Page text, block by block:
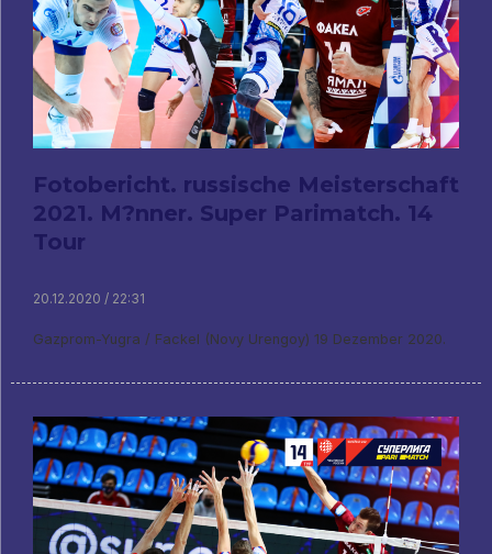
Fotobericht. russische Meisterschaft
2021. M?nner. Super Parimatch. 14
Tour
20.12.2020 / 22:31
Gazprom-Yugra / Fackel (Novy Urengoy) 19 Dezember 2020.